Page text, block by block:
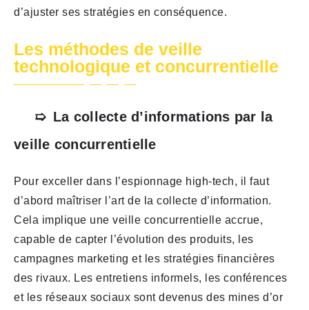
d’ajuster ses stratégies en conséquence.
Les méthodes de veille
technologique et concurrentielle
La collecte d’informations par la
veille concurrentielle
Pour exceller dans l’espionnage high-tech, il faut
d’abord maîtriser l’art de la collecte d’information.
Cela implique une veille concurrentielle accrue,
capable de capter l’évolution des produits, les
campagnes marketing et les stratégies financières
des rivaux. Les entretiens informels, les conférences
et les réseaux sociaux sont devenus des mines d’or